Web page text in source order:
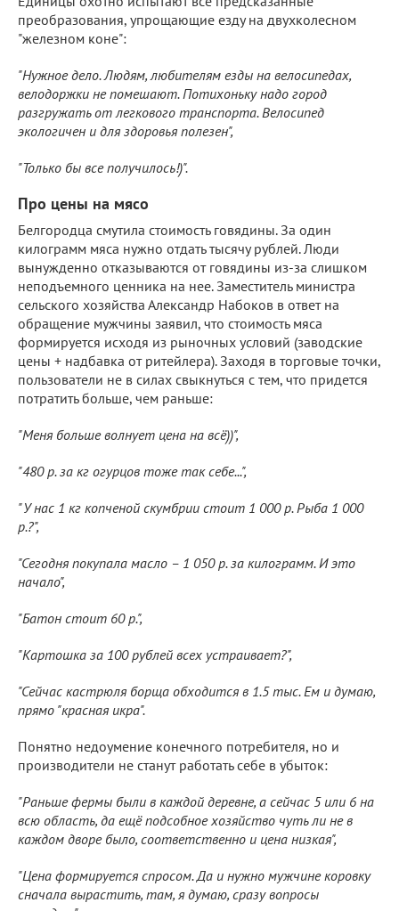
преобразования, упрощающие езду на двухколесном
"железном коне":
"Нужное дело. Людям, любителям езды на велосипедах,
велодоржки не помешают. Потихоньку надо город
разгружать от легкового транспорта. Велосипед
экологичен и для здоровья полезен",
"Только бы все получилось!)".
Про цены на мясо
Белгородца смутила стоимость говядины. За один
килограмм мяса нужно отдать тысячу рублей. Люди
вынужденно отказываются от говядины из-за слишком
неподъемного ценника на нее. Заместитель министра
сельского хозяйства Александр Набоков в ответ на
обращение мужчины заявил, что стоимость мяса
формируется исходя из рыночных условий (заводские
цены + надбавка от ритейлера). Заходя в торговые точки,
пользователи не в силах свыкнуться с тем, что придется
потратить больше, чем раньше:
"Меня больше волнует цена на всё))",
"480 р. за кг огурцов тоже так себе...",
"У нас 1 кг копченой скумбрии стоит 1 000 р. Рыба 1 000
р.?",
"Сегодня покупала масло – 1 050 р. за килограмм. И это
начало",
"Батон стоит 60 р.",
"Картошка за 100 рублей всех устраивает?",
"Сейчас кастрюля борща обходится в 1.5 тыс. Ем и думаю,
прямо "красная икра".
Понятно недоумение конечного потребителя, но и
производители не станут работать себе в убыток:
"Раньше фермы были в каждой деревне, а сейчас 5 или 6 на
всю область, да ещё подсобное хозяйство чуть ли не в
каждом дворе было, соответственно и цена низкая",
"Цена формируется спросом. Да и нужно мужчине коровку
сначала вырастить, там, я думаю, сразу вопросы